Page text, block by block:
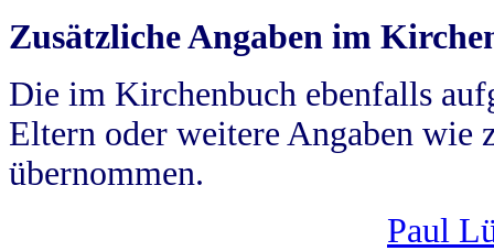
Zusätzliche Angaben im
Die im Kirchenbuch ebenfalls
Eltern oder weitere Angaben wie
übernommen.
Paul